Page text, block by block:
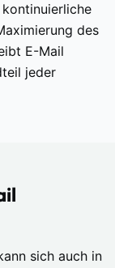
des
E-Mail
jeder
sich auch in